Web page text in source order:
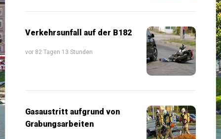
Verkehrsunfall auf der B182
vor 82 Tagen 13 Stunden
Gasaustritt aufgrund von
Grabungsarbeiten